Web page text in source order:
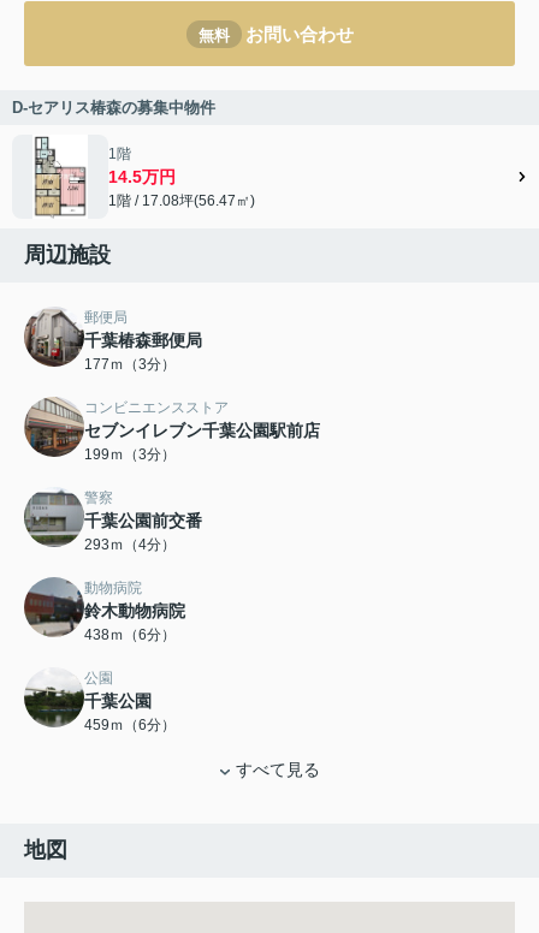
無料 お問い合わせ
D-セアリス椿森の募集中物件
1階
14.5万円
1階 / 17.08坪(56.47㎡)
周辺施設
郵便局
千葉椿森郵便局
177ｍ（3分）
コンビニエンスストア
セブンイレブン千葉公園駅前店
199ｍ（3分）
警察
千葉公園前交番
293ｍ（4分）
動物病院
鈴木動物病院
438ｍ（6分）
公園
千葉公園
459ｍ（6分）
すべて見る
地図